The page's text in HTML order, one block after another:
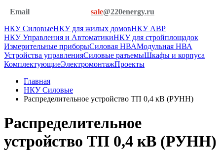
Email
sale@220energy.ru
НКУ СиловыеНКУ для жилых домовНКУ АВР
НКУ Управления и АвтоматикиНКУ для стройплощадок
Измерительные приборыСиловая НВАМодульная НВА
Устройства управленияСиловые разъемыШкафы и корпуса
КомплектующиеЭлектромонтажПроекты
Главная
НКУ Силовые
Распределительное устройство ТП 0,4 кВ (РУНН)
Распределительное
устройство ТП 0,4 кВ (РУНН)